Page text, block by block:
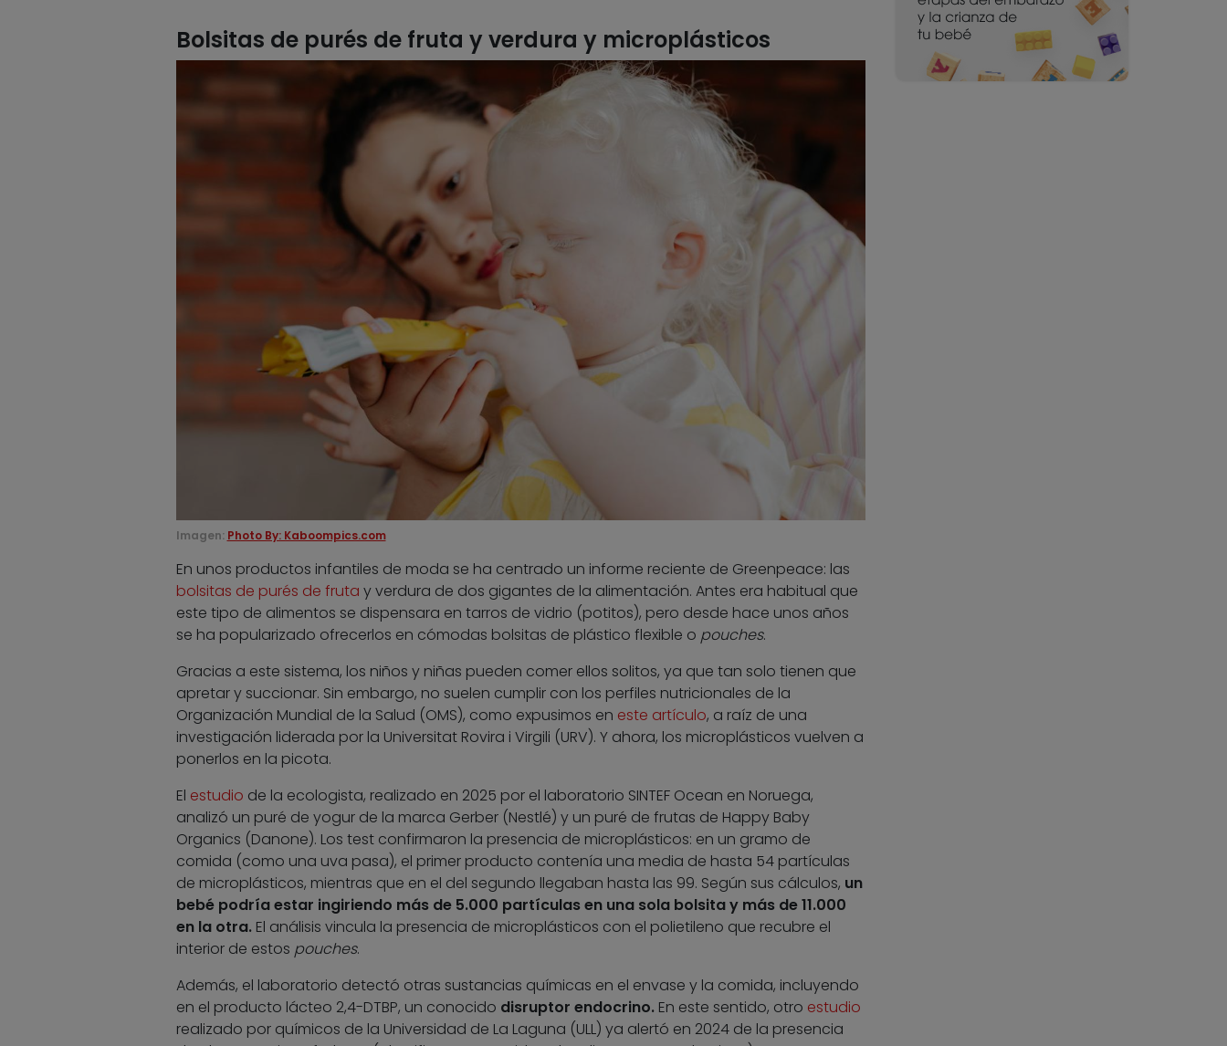
Bolsitas de purés de fruta y verdura y microplásticos
Imagen: Photo By: Kaboompics.com
En unos productos infantiles de moda se ha centrado un informe reciente de Greenpeace: las
bolsitas de purés de fruta y verdura de dos gigantes de la alimentación. Antes era habitual que
este tipo de alimentos se dispensara en tarros de vidrio (potitos), pero desde hace unos años
se ha popularizado ofrecerlos en cómodas bolsitas de plástico flexible o pouches.
Gracias a este sistema, los niños y niñas pueden comer ellos solitos, ya que tan solo tienen que
apretar y succionar. Sin embargo, no suelen cumplir con los perfiles nutricionales de la
Organización Mundial de la Salud (OMS), como expusimos en este artículo, a raíz de una
investigación liderada por la Universitat Rovira i Virgili (URV). Y ahora, los microplásticos vuelven a
ponerlos en la picota.
El estudio de la ecologista, realizado en 2025 por el laboratorio SINTEF Ocean en Noruega,
analizó un puré de yogur de la marca Gerber (Nestlé) y un puré de frutas de Happy Baby
Organics (Danone). Los test confirmaron la presencia de microplásticos: en un gramo de
comida (como una uva pasa), el primer producto contenía una media de hasta 54 partículas
de microplásticos, mientras que en el del segundo llegaban hasta las 99. Según sus cálculos, un
bebé podría estar ingiriendo más de 5.000 partículas en una sola bolsita y más de 11.000
en la otra.El análisis vincula la presencia de microplásticos con el polietileno que recubre el
interior de estos pouches.
Además, el laboratorio detectó otras sustancias químicas en el envase y la comida, incluyendo
en el producto lácteo 2,4-DTBP, un conocido disruptor endocrino.En este sentido, otro estudio
realizado por químicos de la Universidad de La Laguna (ULL) ya alertó en 2024 de la presencia